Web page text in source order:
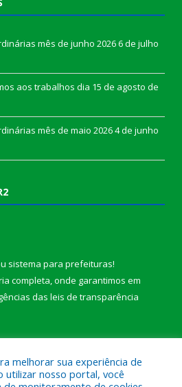
mês de junho 20266 de julho
aos trabalhos dia 15 de agosto de
mês de maio 20264 de junho
sistema para prefeituras!
completa, onde garantimos em
das leis de transparência
melhorar sua experiência de
utilizar nosso portal, você